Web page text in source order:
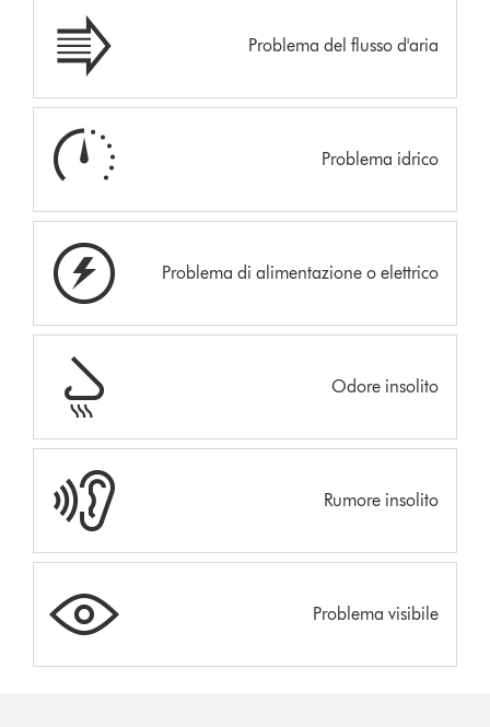
Problema del flusso d'aria
Problema idrico
Problema di alimentazione o elettrico
Odore insolito
Rumore insolito
Problema visibile